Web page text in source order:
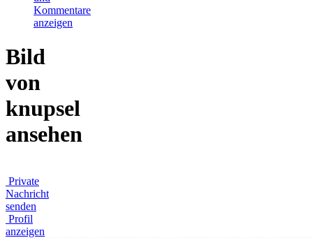
Kommentare
anzeigen
Bild
von
knupsel
ansehen
Private
Nachricht
senden
Profil
anzeigen